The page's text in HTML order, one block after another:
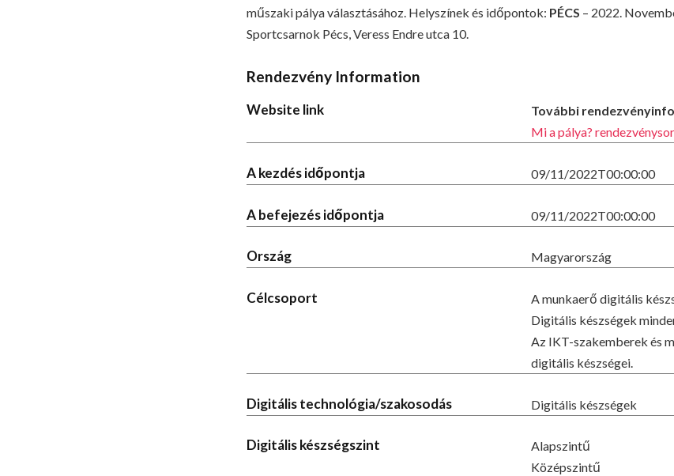
műszaki pálya választásához. Helyszínek és időpontok: PÉCS – 2022.
Sportcsarnok Pécs, Veress Endre utca 10.
Rendezvény Information
Website link
További
Mi a pálya?
A kezdés időpontja 09/11/2022T00:00:00
A befejezés időpontja 09/11/2022T00:00:00
Ország Magyarország
Célcsoport
A munkaerő digitális
Digitális készségek
Az IKT-szakemberek és
digitális készségei.
Digitális technológia/szakosodás Digitális készségek
Digitális készségszint
Alapszintű
Középszintű